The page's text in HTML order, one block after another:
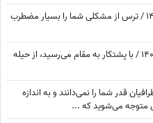
فال شمع روزانه امروز جمعه 16 مرداد 1405 / ترس از مشکلی شما را بسیار مضطرب
فال قهوه با نشان امروز جمعه 16 مرداد 1405 / با پشتکار به مقام می‌رسید، از حیله
امروز جمعه 16 مرداد 1405 / اطرافیان قدر شما را نمی‌دانند و به اندازه
متوجه می‌شوید که ...